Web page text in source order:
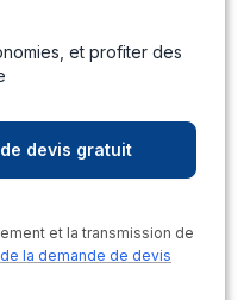
et profiter des
et la transmission de
la demande de devis